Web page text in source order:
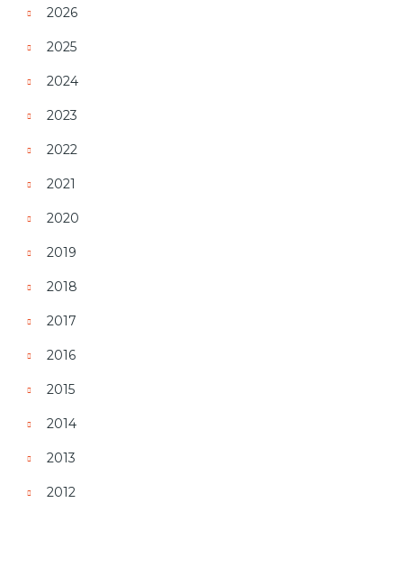
2026
2025
2024
2023
2022
2021
2020
2019
2018
2017
2016
2015
2014
2013
2012